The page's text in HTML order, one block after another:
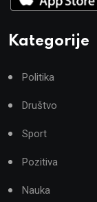
Kategorije
Politika
Društvo
Sport
Pozitiva
Nauka